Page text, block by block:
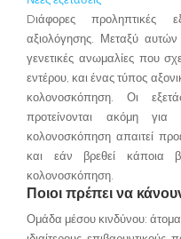
Dιάφορες προληπτικές
αξιολόγησης. Μεταξύ
γενετικές ανωμαλίες που
εντέρου, και ένας τύπος
κολονοσκόπηση. Οι
προτείνονται ακόμη
κολονοσκόπηση απαιτεί
και εάν βρεθεί κάποια
κολονοσκόπηση.
Ποιοι πρέπει να
Ομάδα μέσου κινδύνου: